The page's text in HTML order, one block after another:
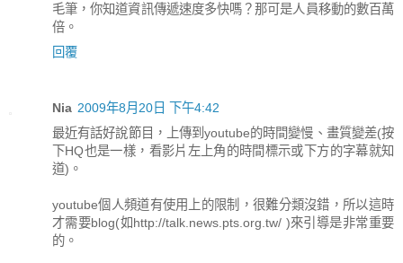
毛筆，你知道資訊傳遞速度多快嗎？那可是人員移動的數百萬
倍。
回覆
Nia 2009年8月20日 下午4:42
最近有話好說節目，上傳到youtube的時間變慢、畫質變差(按
下HQ也是一樣，看影片左上角的時間標示或下方的字幕就知
道)。
youtube個人頻道有使用上的限制，很難分類沒錯，所以這時
才需要blog(如http://talk.news.pts.org.tw/ )來引導是非常重要
的。